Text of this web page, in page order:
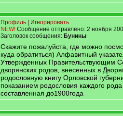
Профиль
Игнорировать
NEW! Сообщение отправлено: 2 ноября
Заголовок сообщения: Бунины
Скажите пожалуйста, где можно
куда обратиться) Алфавитный
Утвержденных Правительствующим
дворянских родов, внесенных в
родословную книгу Орловской
показанием родословия каждого
составленная до1900года